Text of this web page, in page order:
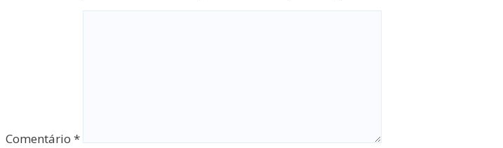
Comentário *